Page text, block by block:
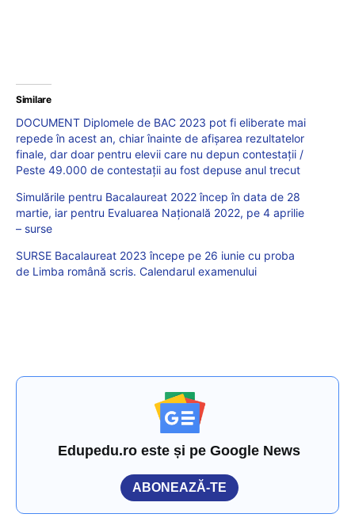
Similare
DOCUMENT Diplomele de BAC 2023 pot fi eliberate mai
repede în acest an, chiar înainte de afișarea rezultatelor
finale, dar doar pentru elevii care nu depun contestații /
Peste 49.000 de contestații au fost depuse anul trecut
Simulările pentru Bacalaureat 2022 încep în data de 28
martie, iar pentru Evaluarea Națională 2022, pe 4 aprilie
– surse
SURSE Bacalaureat 2023 începe pe 26 iunie cu proba
de Limba română scris. Calendarul examenului
Edupedu.ro este și pe Google News
ABONEAZĂ-TE